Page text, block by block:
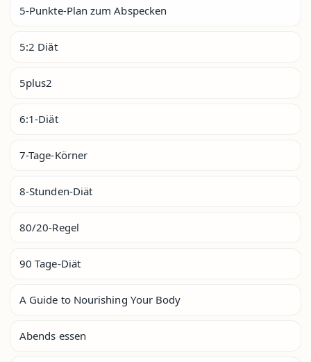
5-Punkte-Plan zum Abspecken
5:2 Diät
5plus2
6:1-Diät
7-Tage-Körner
8-Stunden-Diät
80/20-Regel
90 Tage-Diät
A Guide to Nourishing Your Body
Abends essen